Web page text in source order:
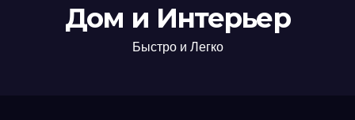
Дом и Интерьер
Быстро и Легко